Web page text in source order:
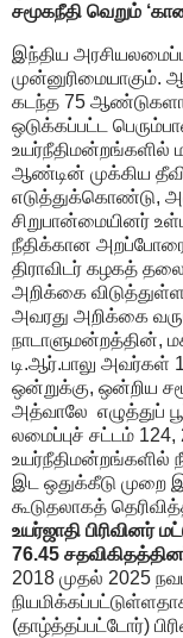
சமூகநீதி வெறும்
இந்திய
முன்னுரிமையாகும்.
கடந்த 75
ஒடுக்கப்பட்ட
உயர்நீதிமன்றங்களில்
ஆண்டின் முக்கிய
எடுத்துக்கொண்டு,
சிறுபான்மையினர்
நீதிக்கான
திராவிடர் கழகத்
அறிக்கை
அவரது அறிக்கை
நாடாளுமன்றத்தின்,
டி.ஆர்.பாலு அவர்கள்
ஒன்றுக்கு, ஒன்றிய
அத்வாலே எழுத்துப்
லமைப்புச் சட்டம் 124,
உயர்நீதிமன்றங்களில்
இட ஒதுக்கீடு முறை
கூடுதலாகத்
உயர்ஜாதி பிரிவினர்
76.45
2018 முதல் 2025
(தாழ்த்தப்பட்டோர்)